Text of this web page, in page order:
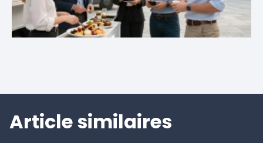
Article similaires